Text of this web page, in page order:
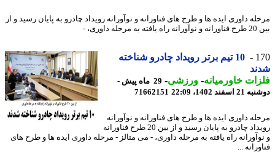
داوری ایده ها و طرح های فناورانه و نوآورانه رویداد چادرو به پایان رسید و از
10 تیم برتر رویداد چادرو شناخته
خاورمیانه-ورزشی-
29 ماه پیش -
1402، 22:09
71662151
داوری ایده ها و طرح های فناورانه و نوآورانه
رویداد چادرو به پایان رسید و از بین 20 طرح فناورانه
راه یافته به مرحله داوری، - می متالز - مرحله داوری ایده ها و طرح های
...